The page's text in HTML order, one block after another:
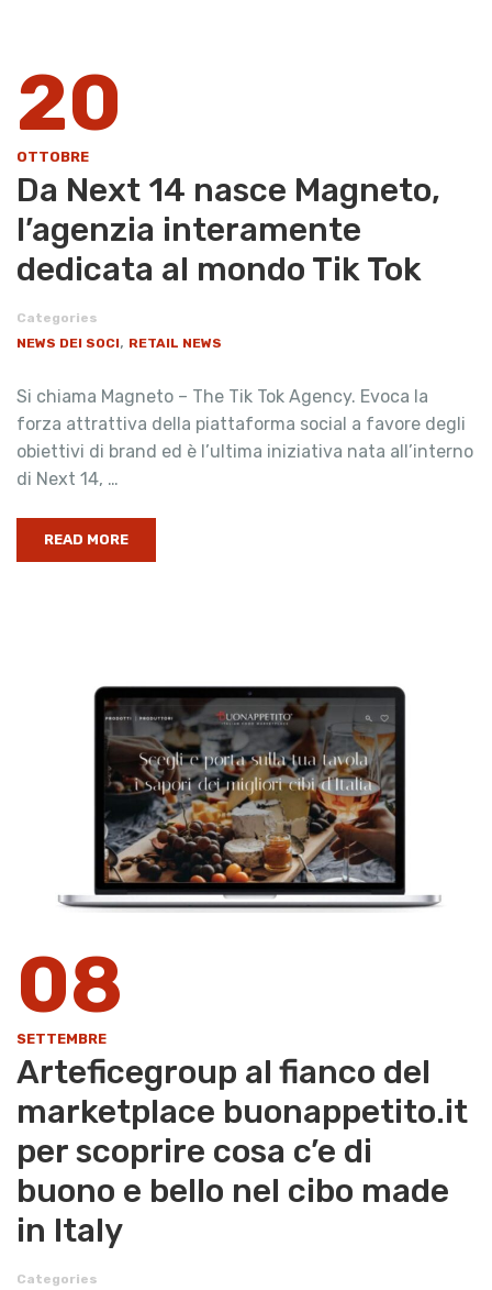
20
OTTOBRE
Da Next 14 nasce Magneto,
l’agenzia interamente
dedicata al mondo Tik Tok
Categories
NEWS DEI SOCI, RETAIL NEWS
Si chiama Magneto – The Tik Tok Agency. Evoca la
forza attrattiva della piattaforma social a favore degli
obiettivi di brand ed è l’ultima iniziativa nata all’interno
di Next 14, …
READ MORE
08
SETTEMBRE
Arteficegroup al fianco del
marketplace buonappetito.it
per scoprire cosa c’e di
buono e bello nel cibo made
in Italy
Categories